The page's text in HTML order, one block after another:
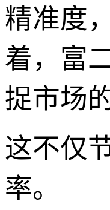
精准度
着，富
捉市场
这不仅
率。